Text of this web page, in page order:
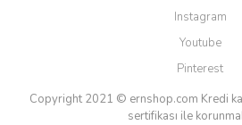
Instagram
Youtube
Pinterest
Copyright 2021 © ernshop.com Kredi
sertifikası ile